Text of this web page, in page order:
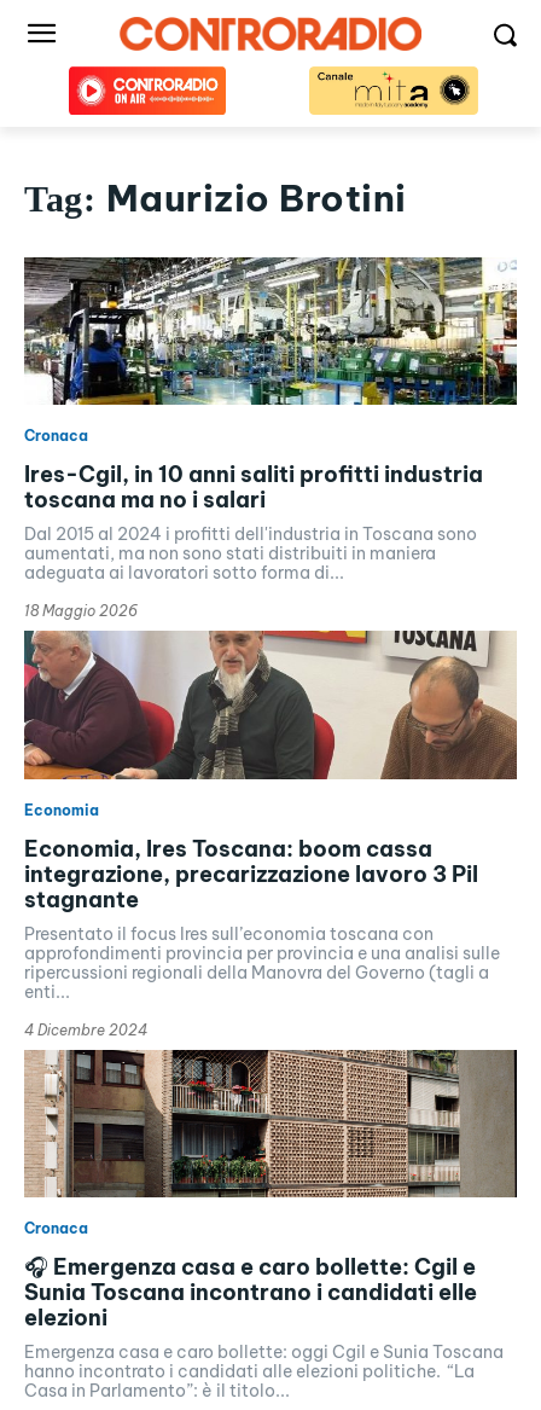
Tag: Maurizio Brotini
Cronaca
Ires-Cgil, in 10 anni saliti profitti industria
toscana ma no i salari
Dal 2015 al 2024 i profitti dell'industria in Toscana sono
aumentati, ma non sono stati distribuiti in maniera
adeguata ai lavoratori sotto forma di...
18 Maggio 2026
Economia
Economia, Ires Toscana: boom cassa
integrazione, precarizzazione lavoro 3 Pil
stagnante
Presentato il focus Ires sull’economia toscana con
approfondimenti provincia per provincia e una analisi sulle
ripercussioni regionali della Manovra del Governo (tagli a
enti...
4 Dicembre 2024
Cronaca
🎧 Emergenza casa e caro bollette: Cgil e
Sunia Toscana incontrano i candidati elle
elezioni
Emergenza casa e caro bollette: oggi Cgil e Sunia Toscana
hanno incontrato i candidati alle elezioni politiche. “La
Casa in Parlamento”: è il titolo...